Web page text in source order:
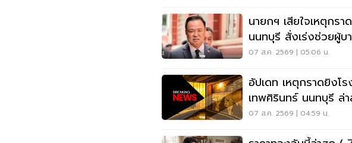
นายกฯ เสียใจเหตุกรา
นนทบุรี สั่งเร่งช่วยผู้บ
07 ส.ค. 2569 | 05:06 น.
อัปเดท เหตุกราดยิงโร
เทพศิรินทร์ นนทบุรี ล่
เสียชีวิตแล้ว
07 ส.ค. 2569 | 04:59 น.